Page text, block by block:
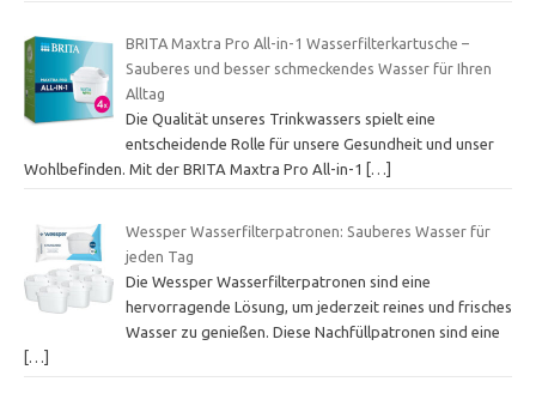
BRITA Maxtra Pro All-in-1 Wasserfilterkartusche –
Sauberes und besser schmeckendes Wasser für Ihren
Alltag
Die Qualität unseres Trinkwassers spielt eine
entscheidende Rolle für unsere Gesundheit und unser
Wohlbefinden. Mit der BRITA Maxtra Pro All-in-1
[…]
Wessper Wasserfilterpatronen: Sauberes Wasser für
jeden Tag
Die Wessper Wasserfilterpatronen sind eine
hervorragende Lösung, um jederzeit reines und frisches
Wasser zu genießen. Diese Nachfüllpatronen sind eine
[…]